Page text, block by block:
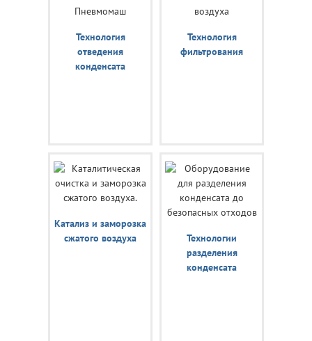
Технология
отведения
конденсата
Технология
фильтрования
Катализ и заморозка
сжатого воздуха
Технологии
разделения
конденсата